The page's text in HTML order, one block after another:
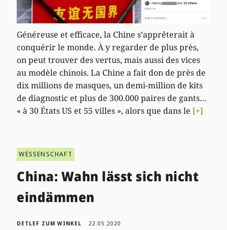
Généreuse et efficace, la Chine s’apprêterait à
conquérir le monde. À y regarder de plus près,
on peut trouver des vertus, mais aussi des vices
au modèle chinois. La Chine a fait don de près de
dix millions de masques, un demi-million de kits
de diagnostic et plus de 300.000 paires de gants…
« à 30 États US et 55 villes », alors que dans le [+]
WËSSENSCHAFT
China: Wahn lässt sich nicht
eindämmen
DETLEF ZUM WINKEL 22.05.2020